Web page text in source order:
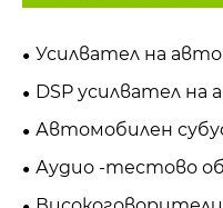
Усилвател на
DSP усилвател на
Автомобилен
Аудио -тестово